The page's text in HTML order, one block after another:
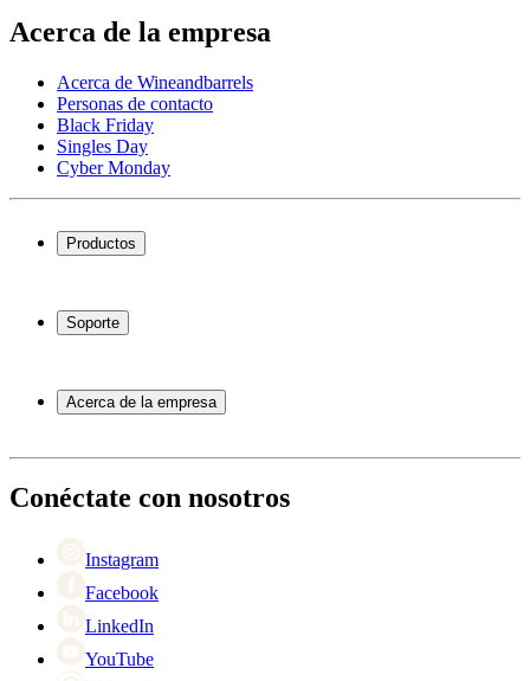
Acerca de la empresa
Acerca de Wineandbarrels
Personas de contacto
Black Friday
Singles Day
Cyber Monday
Productos
Botelleros
Muebles para vino
Soporte
Servicio
Pago
Devolución
Acerca de la empresa
Black Friday
Singles Day
Conéctate con nosotros
Instagram
Facebook
LinkedIn
YouTube